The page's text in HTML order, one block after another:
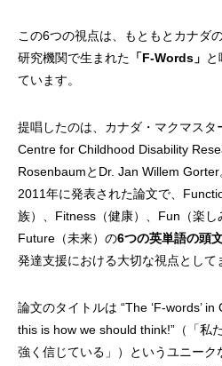
この6つの視点は、もともとカナダ
研究機関で生まれた 「F-Words」
ています。
提唱したのは、カナダ・マクマスタ
Centre for Childhood Disability
RosenbaumとDr. Jan Willem Gorter
2011年に発表された論文で、
族）、Fitness（健康）、Fun（楽し
Future（未来）の6つの英単語の頭
発達支援における大切な視点として
論文のタイトルは “The ‘F-words’
this is how we should think!”（「私
強く信じている」）というユニー